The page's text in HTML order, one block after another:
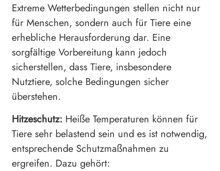
Extreme Wetterbedingungen stellen nicht nur
für Menschen, sondern auch für Tiere eine
erhebliche Herausforderung dar. Eine
sorgfältige Vorbereitung kann jedoch
sicherstellen, dass Tiere, insbesondere
Nutztiere, solche Bedingungen sicher
überstehen.
Hitzeschutz: Heiße Temperaturen können für
Tiere sehr belastend sein und es ist notwendig,
entsprechende Schutzmaßnahmen zu
ergreifen. Dazu gehört: